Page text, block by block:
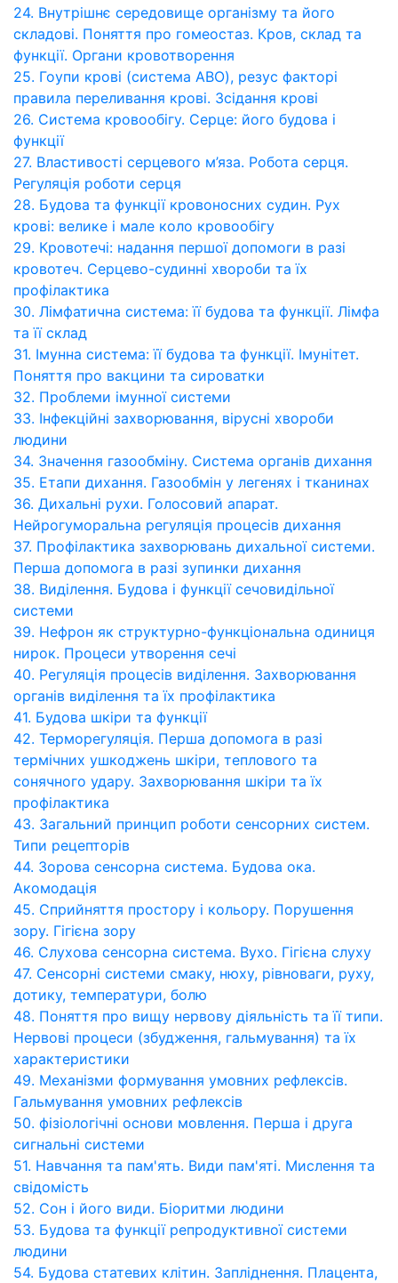
24. Внутрішнє середовище організму та його
складові. Поняття про гомеостаз. Кров, склад та
функції. Органи кровотворення
25. Гоупи крові (система ABO), резус факторі
правила переливання крові. Зсідання крові
26. Система кровообігу. Серце: його будова і
функції
27. Властивості серцевого м’яза. Робота серця.
Регуляція роботи серця
28. Будова та функції кровоносних судин. Рух
крові: велике і мале коло кровообігу
29. Кровотечі: надання першої допомоги в разі
кровотеч. Серцево-судинні хвороби та їх
профілактика
30. Лімфатична система: її будова та функції. Лімфа
та її склад
31. Імунна система: її будова та функції. Імунітет.
Поняття про вакцини та сироватки
32. Проблеми імунної системи
33. Інфекційні захворювання, вірусні хвороби
людини
34. Значення газообміну. Система органів дихання
35. Етапи дихання. Газообмін у легенях і тканинах
36. Дихальні рухи. Голосовий апарат.
Нейрогуморальна регуляція процесів дихання
37. Профілактика захворювань дихальної системи.
Перша допомога в разі зупинки дихання
38. Виділення. Будова і функції сечовидільної
системи
39. Нефрон як структурно-функціональна одиниця
нирок. Процеси утворення сечі
40. Регуляція процесів виділення. Захворювання
органів виділення та їх профілактика
41. Будова шкіри та функції
42. Терморегуляція. Перша допомога в разі
термічних ушкоджень шкіри, теплового та
сонячного удару. Захворювання шкіри та їх
профілактика
43. Загальний принцип роботи сенсорних систем.
Типи рецепторів
44. Зорова сенсорна система. Будова ока.
Акомодація
45. Сприйняття простору і кольору. Порушення
зору. Гігієна зору
46. Слухова сенсорна система. Вухо. Гігієна слуху
47. Сенсорні системи смаку, нюху, рівноваги, руху,
дотику, температури, болю
48. Поняття про вищу нервову діяльність та її типи.
Нервові процеси (збудження, гальмування) та їх
характеристики
49. Механізми формування умовних рефлексів.
Гальмування умовних рефлексів
50. фізіологічні основи мовлення. Перша і друга
сигнальні системи
51. Навчання та пам'ять. Види пам'яті. Мислення та
свідомість
52. Сон і його види. Біоритми людини
53. Будова та функції репродуктивної системи
людини
54. Будова статевих клітин. Запліднення. Плацента,